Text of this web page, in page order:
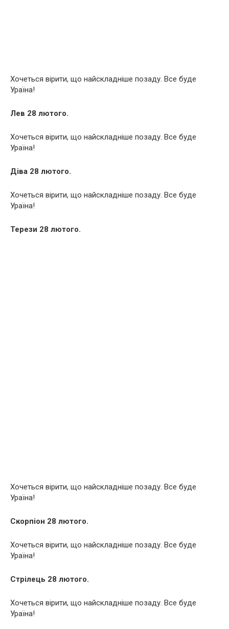
Хочеться вірити, що найскладніше позаду. Все буде
Ураїна!
Лев 28 лютого.
Хочеться вірити, що найскладніше позаду. Все буде
Ураїна!
Діва 28 лютого.
Хочеться вірити, що найскладніше позаду. Все буде
Ураїна!
Терези 28 лютого.
Хочеться вірити, що найскладніше позаду. Все буде
Ураїна!
Скорпіон 28 лютого.
Хочеться вірити, що найскладніше позаду. Все буде
Ураїна!
Стрілець 28 лютого.
Хочеться вірити, що найскладніше позаду. Все буде
Ураїна!